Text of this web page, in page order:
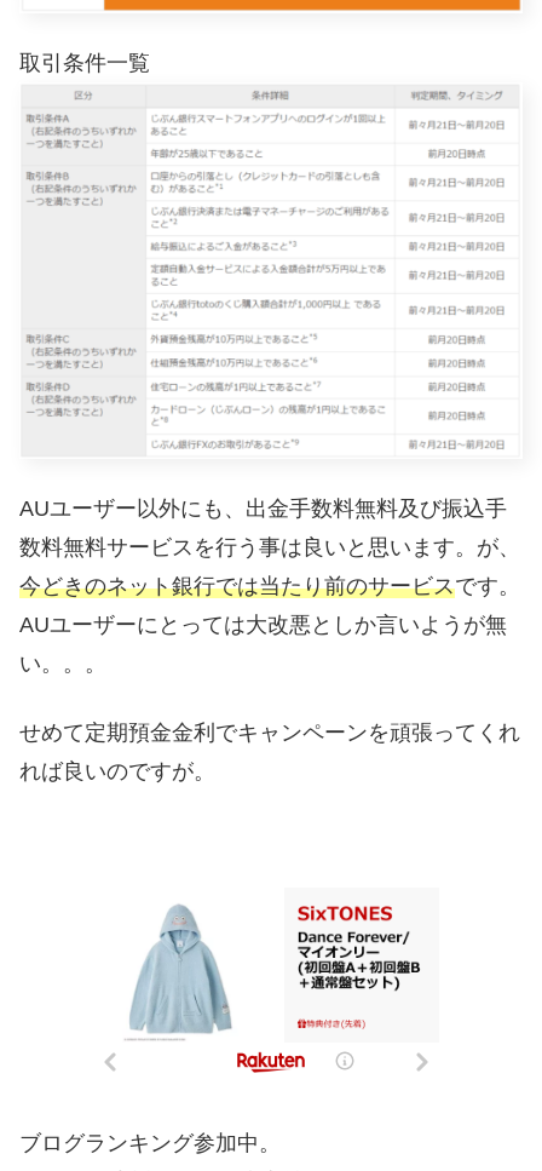
取引条件一覧
AUユーザー以外にも、出金手数料無料及び振込手
数料無料サービスを行う事は良いと思います。が、
今どきのネット銀行では当たり前のサービスです。
AUユーザーにとっては大改悪としか言いようが無
い。。。
せめて定期預金金利でキャンペーンを頑張ってくれ
れば良いのですが。
ブログランキング参加中。